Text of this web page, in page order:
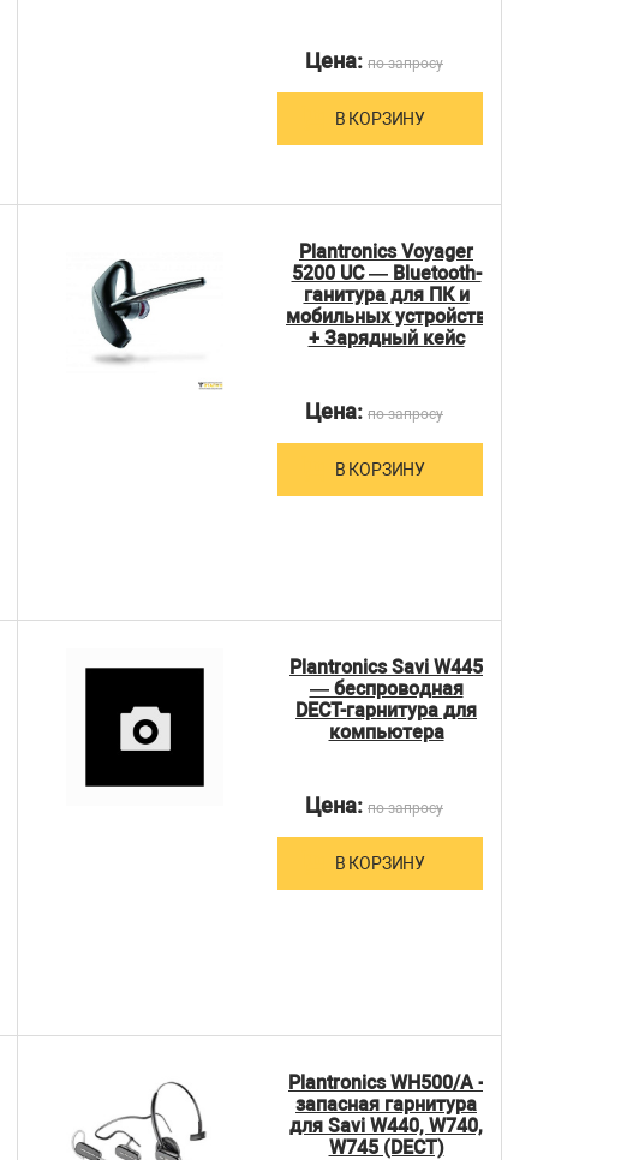
Цена: по запросу
В КОРЗИНУ
Plantronics Voyager
5200 UC — Bluetooth-
ганитура для ПК и
мобильных устройств
+ Зарядный кейс
Цена: по запросу
В КОРЗИНУ
Plantronics Savi W445
— беспроводная
DECT-гарнитура для
компьютера
Цена: по запросу
В КОРЗИНУ
Plantronics WH500/A -
запасная гарнитура
для Savi W440, W740,
W745 (DECT)